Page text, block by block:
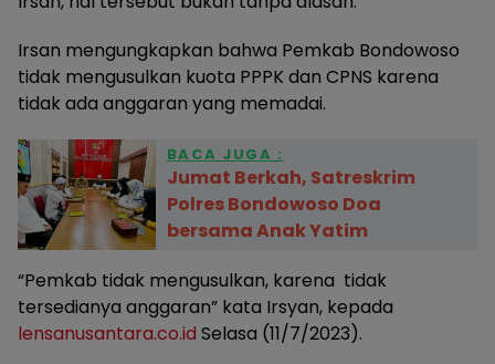
Irsan mengungkapkan bahwa Pemkab Bondowoso
tidak mengusulkan kuota PPPK dan CPNS karena
tidak ada anggaran yang memadai.
BACA JUGA :
Jumat Berkah, Satreskrim
Polres Bondowoso Doa
bersama Anak Yatim
“Pemkab tidak mengusulkan, karena tidak
tersedianya anggaran” kata Irsyan, kepada
lensanusantara.co.id Selasa (11/7/2023).